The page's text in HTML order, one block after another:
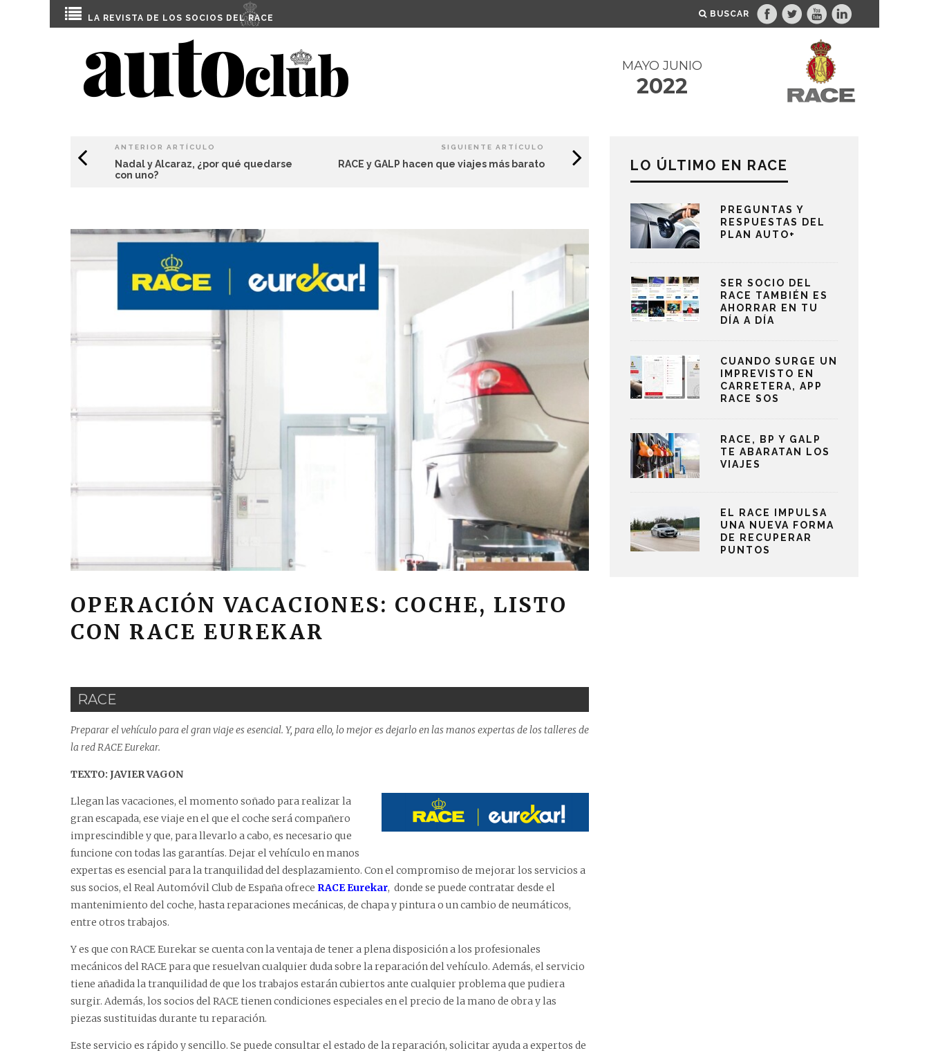
LA REVISTA DE LOS SOCIOS DEL RACE BUSCAR
MAYO JUNIO
2022
ANTERIOR ARTÍCULO
Nadal y Alcaraz, ¿por qué quedarse
con uno?
SIGUIENTE ARTÍCULO
RACE y GALP hacen que viajes más barato
OPERACIÓN VACACIONES: COCHE, LISTO
CON RACE EUREKAR
RACE
Preparar el vehículo para el gran viaje es esencial. Y, para ello, lo mejor es dejarlo en las manos expertas de los talleres de
la red RACE Eurekar.
TEXTO: JAVIER VAGON
Llegan las vacaciones, el momento soñado para realizar la
gran escapada, ese viaje en el que el coche será compañero
imprescindible y que, para llevarlo a cabo, es necesario que
funcione con todas las garantías. Dejar el vehículo en manos
expertas es esencial para la tranquilidad del desplazamiento. Con el compromiso de mejorar los servicios a
sus socios, el Real Automóvil Club de España ofrece RACE Eurekar, donde se puede contratar desde el
mantenimiento del coche, hasta reparaciones mecánicas, de chapa y pintura o un cambio de neumáticos,
entre otros trabajos.
Y es que con RACE Eurekar se cuenta con la ventaja de tener a plena disposición a los profesionales
mecánicos del RACE para que resuelvan cualquier duda sobre la reparación del vehículo. Además, el servicio
tiene añadida la tranquilidad de que los trabajos estarán cubiertos ante cualquier problema que pudiera
surgir. Además, los socios del RACE tienen condiciones especiales en el precio de la mano de obra y las
piezas sustituidas durante tu reparación.
Este servicio es rápido y sencillo. Se puede consultar el estado de la reparación, solicitar ayuda a expertos de
LO ÚLTIMO EN RACE
PREGUNTAS Y
RESPUESTAS DEL
PLAN AUTO+
SER SOCIO DEL
RACE TAMBIÉN ES
AHORRAR EN TU
DÍA A DÍA
CUANDO SURGE UN
IMPREVISTO EN
CARRETERA, APP
RACE SOS
RACE, BP Y GALP
TE ABARATAN LOS
VIAJES
EL RACE IMPULSA
UNA NUEVA FORMA
DE RECUPERAR
PUNTOS